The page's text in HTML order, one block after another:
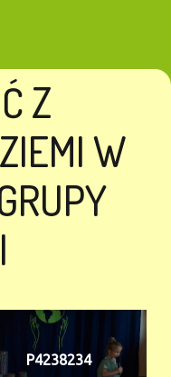
Z
W
P4238234